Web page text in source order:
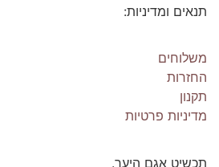
תנאים ומדיניות:
משלוחים
החזרות
תקנון
מדיניות פרטיות
תכשיט אגם היער.